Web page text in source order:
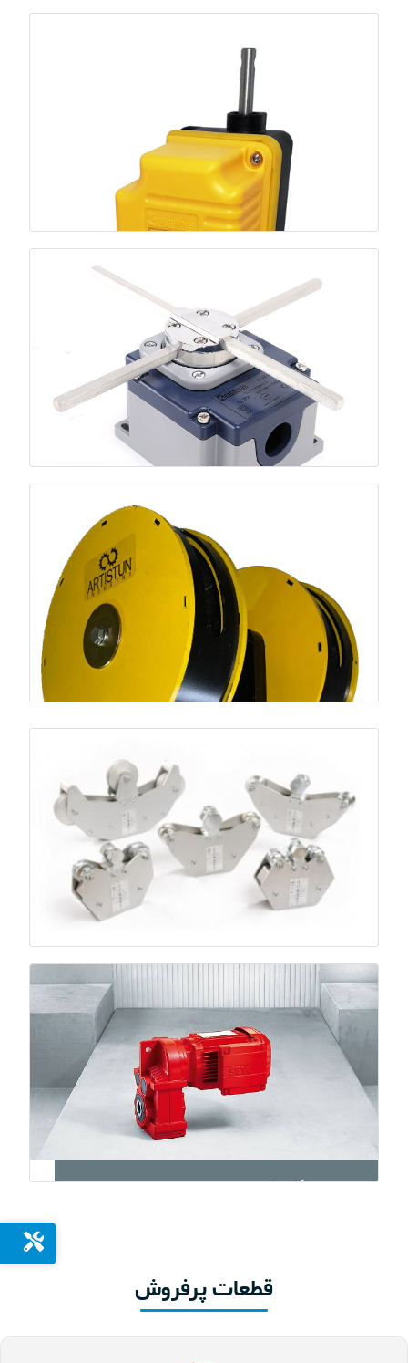
ضربه‌گیر کشویی
جذب شوک توقف ناگهانی؛ حفاظت از سازه و اجزا.
قطع‌کن بالابری
جلوگیری از Over-hoist و حفاظت از موتور و گیربکس.
قطع‌کن طولی/عرضی
محدودسازی حرکت و جلوگیری از برخورد یا خروج از مسیر.
قلاب جرثقیل
اتصال مطمئن بار؛ استحکام بالا و ایمنی استاندارد.
محدودکننده بار
تشخیص اضافه‌بار و جلوگیری از آسیب سازه‌ای.
موتور و گیربکس
قطعات پرفروش